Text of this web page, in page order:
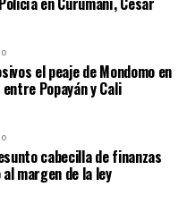
el peaje de Mondomo en
Popayán y Cali
cabecilla de finanzas
margen de la ley